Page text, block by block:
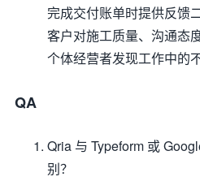
完成交付账单时提供反馈
客户对施工质量、沟通态
个体经营者发现工作中的
QA
Qria 与 Typeform 或
别？